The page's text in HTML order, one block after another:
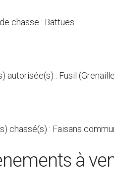
chasse : Battues
autorisée(s) : Fusil
chassé(s) : Faisans
à